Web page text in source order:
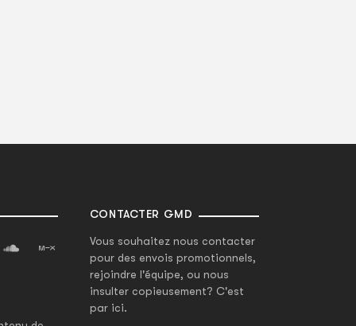
CONTACTER GMD
Vous souhaitez nous contacter
pour des envois promotionnels,
rejoindre l'équipe, ou nous
insulter copieusement? C'est
par ici.